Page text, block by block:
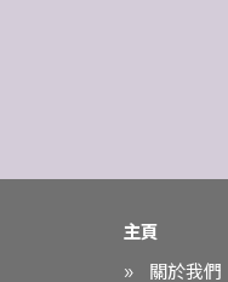
主頁
關於我們